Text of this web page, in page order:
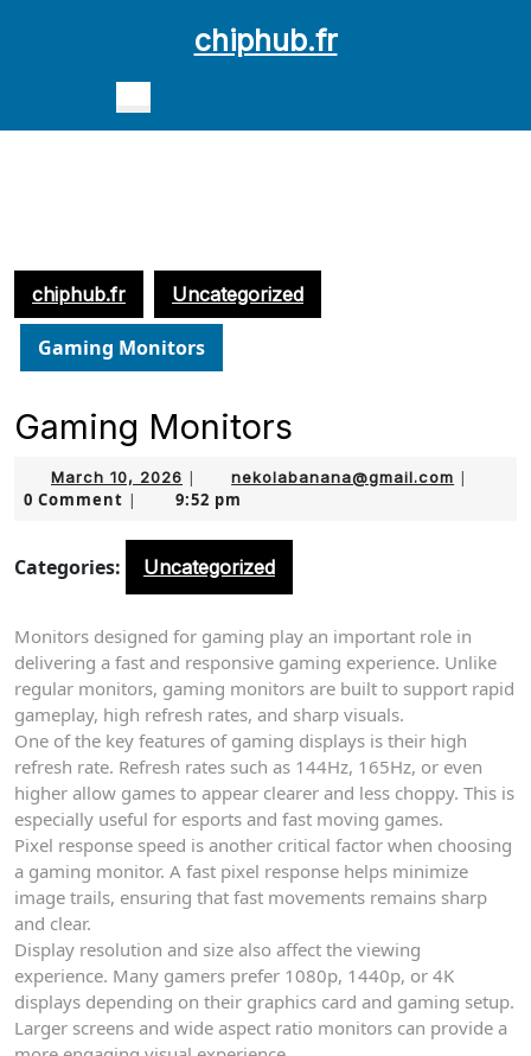
chiphub.fr
chiphub.fr Uncategorized
Gaming Monitors
Gaming Monitors
March 10, 2026 March
10,
| nekolabanana@gmail.com |
0 Comment | 9:52 pm
Categories: Uncategorized
Monitors designed for gaming play an important role in
delivering a fast and responsive gaming experience. Unlike
regular monitors, gaming monitors are built to support rapid
gameplay, high refresh rates, and sharp visuals.
One of the key features of gaming displays is their high
refresh rate. Refresh rates such as 144Hz, 165Hz, or even
higher allow games to appear clearer and less choppy. This is
especially useful for esports and fast moving games.
Pixel response speed is another critical factor when choosing
a gaming monitor. A fast pixel response helps minimize
image trails, ensuring that fast movements remains sharp
and clear.
Display resolution and size also affect the viewing
experience. Many gamers prefer 1080p, 1440p, or 4K
displays depending on their graphics card and gaming setup.
Larger screens and wide aspect ratio monitors can provide a